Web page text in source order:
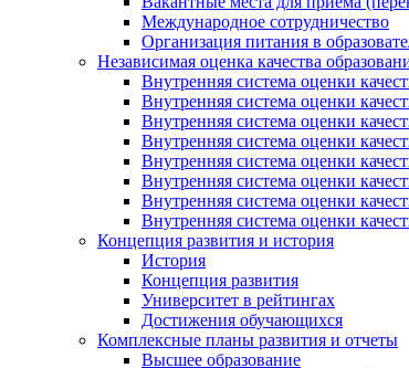
Международное сотрудничество
Организация питания в
Независимая оценка качества
Внутренняя система оценки
Внутренняя система оценки
Внутренняя система оценки
Внутренняя система оценки
Внутренняя система оценки
Внутренняя система оценки
Внутренняя система оценки
Внутренняя система оценки
Концепция развития и история
История
Концепция развития
Университет в рейтингах
Достижения обучающихся
Комплексные планы развития и отчеты
Высшее образование